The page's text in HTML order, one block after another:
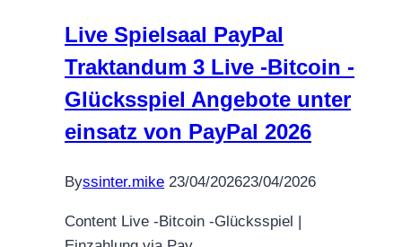
No
Deposit
Bonus
Live Spielsaal PayPal
Traktandum 3 Live -Bitcoin -
Glücksspiel Angebote unter
einsatz von PayPal 2026
Byssinter.mike 23/04/202623/04/2026
Content Live -Bitcoin -Glücksspiel |